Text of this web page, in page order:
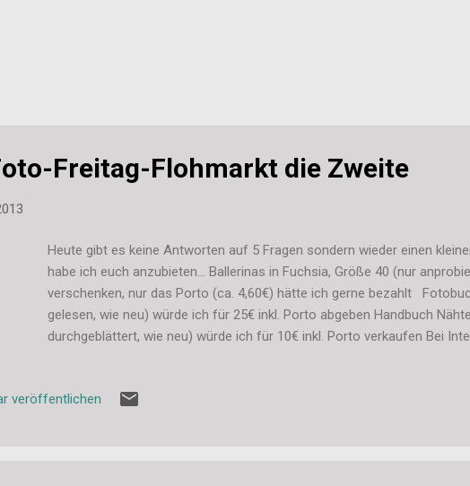
Freitag-Flohmarkt die Zweite
Heute gibt es keine Antworten auf 5 Fragen sondern wieder einen
habe ich euch anzubieten... Ballerinas in Fuchsia, Größe 40 (nur
verschenken, nur das Porto (ca. 4,60€) hätte ich gerne bezahlt
gelesen, wie neu) würde ich für 25€ inkl. Porto abgeben Handbuch
durchgeblättert, wie neu) würde ich für 10€ inkl. Porto verkaufen Bei
Liste findet ihr bei OhhhMhhh.de Liebe Grüße, Stefanie
veröffentlichen